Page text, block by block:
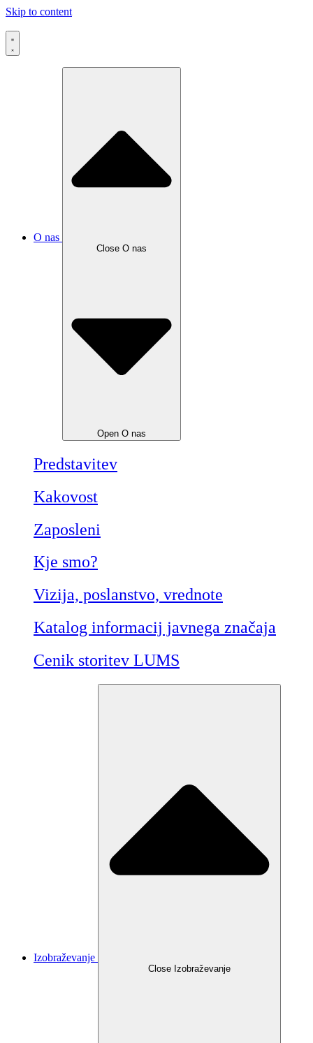
Skip to content
O nas
Close O nas
Open O nas
Predstavitev
Kakovost
Zaposleni
Kje smo?
Vizija, poslanstvo, vrednote
Katalog informacij javnega značaja
Cenik storitev LUMS
Izobraževanje
Close Izobraževanje